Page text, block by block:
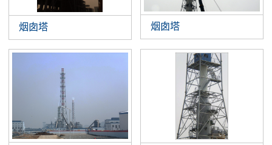
烟囱塔 烟囱塔